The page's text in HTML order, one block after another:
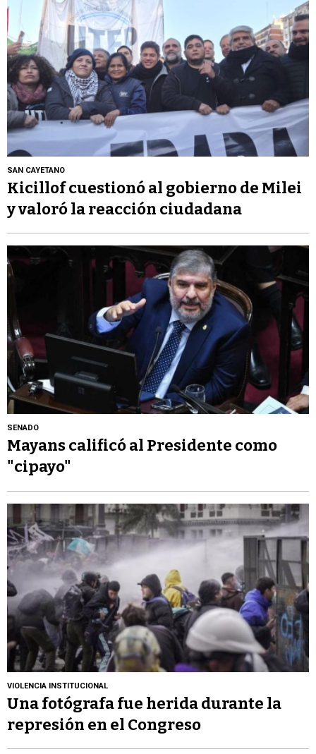
SAN CAYETANO
Kicillof cuestionó al gobierno de Milei
y valoró la reacción ciudadana
SENADO
Mayans calificó al Presidente como
"cipayo"
VIOLENCIA INSTITUCIONAL
Una fotógrafa fue herida durante la
represión en el Congreso